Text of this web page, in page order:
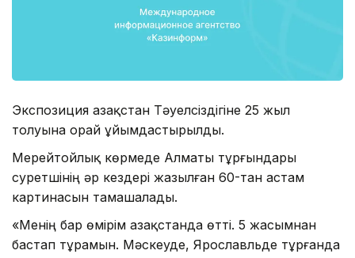
Экспозиция Қазақстан Тәуелсіздігіне 25 жыл
толуына орай ұйымдастырылды.
Мерейтойлық көрмеде Алматы тұрғындары
суретшінің әр кездері жазылған 60-тан астам
картинасын тамашалады.
«Менің бар өмірім Қазақстанда өтті. 5 жасымнан
бастап тұрамын. Мәскеуде, Ярославльде тұрғанда